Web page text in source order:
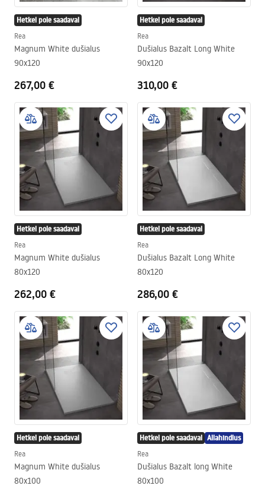
Hetkel pole saadaval
Rea
Magnum White dušialus
90x120
267,00 €
Hetkel pole saadaval
Rea
Dušialus Bazalt Long White
90x120
310,00 €
Hetkel pole saadaval
Rea
Magnum White dušialus
80x120
262,00 €
Hetkel pole saadaval
Rea
Dušialus Bazalt Long White
80x120
286,00 €
Hetkel pole saadaval
Rea
Magnum White dušialus
80x100
Hetkel pole saadaval Allahindlus
Rea
Dušialus Bazalt long White
80x100